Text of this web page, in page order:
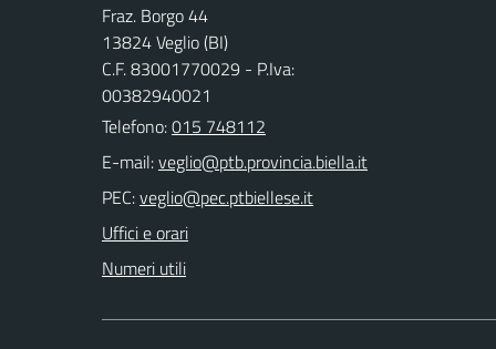
Fraz. Borgo 44
13824 Veglio (BI)
C.F. 83001770029 - P.Iva:
00382940021
Telefono:015 748112
E-mail:
PEC:
Uffici e orari
Numeri utili